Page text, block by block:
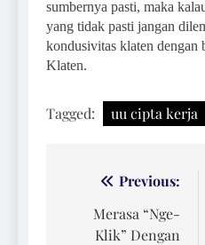
sumbernya pasti, maka
yang tidak pasti jangan
kondusivitas klaten dengan
Klaten.
Tagged: uu cipta kerja
Navigasi
pos
Previous:
Merasa “Nge-
Klik” Dengan